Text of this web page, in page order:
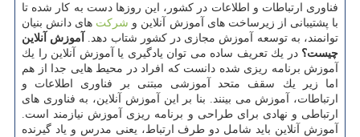
فناوری ارتباطات و اطلاعات در كشور، این روزها دست به كار شده تا
با پشتیبانی از زیرساخت های آموزش آنلاین و شركت های دانش بنیان
توانمند، به توسعه آموزش مجازی در كشور شتاب دهد.
آموزش آنلاین
چیست؟ در یك تعریف ساده می توان یادگیری یا آموزش آنلاین را یك
آموزش برنامه ریزی شده دانست كه افراد در محیط هایی جدا از هم
اما زیر یك سقف متحد آموزشی مبتنی بر فناوری اطلاعات و
ارتباطات، آموزش می بینند. بنا بر این آموزش آنلاین، به فناوری های
ارتباطی و نهادی برای طراحی و برنامه ریزی آموزش نیازمند است.
آموزش آنلاین باید شامل دو طرف ارتباط، یعنی مدرس و یاد گیرنده